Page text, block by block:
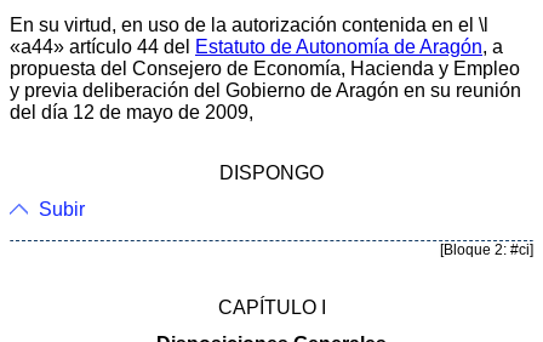
En su virtud, en uso de la autorización contenida en el \l
«a44» artículo 44 del Estatuto de Autonomía de Aragón, a
propuesta del Consejero de Economía, Hacienda y Empleo
y previa deliberación del Gobierno de Aragón en su reunión
del día 12 de mayo de 2009,
DISPONGO
Subir
[Bloque 2: #ci]
CAPÍTULO I